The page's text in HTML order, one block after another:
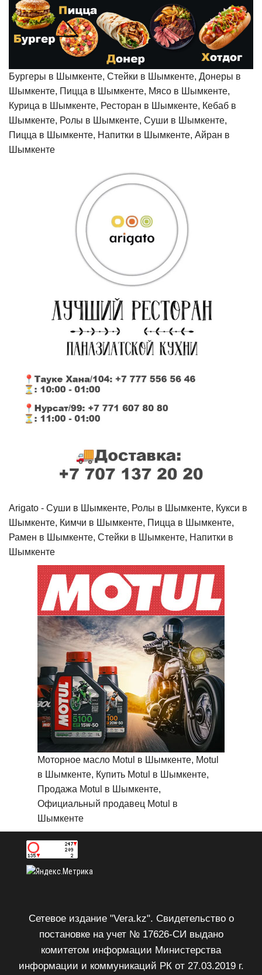
Бургеры в Шымкенте, Стейки в Шымкенте, Донеры в
Шымкенте, Пицца в Шымкенте, Мясо в Шымкенте,
Курица в Шымкенте, Ресторан в Шымкенте, Кебаб в
Шымкенте, Ролы в Шымкенте, Суши в Шымкенте,
Пицца в Шымкенте, Напитки в Шымкенте, Айран в
Шымкенте
Arigato - Cуши в Шымкенте, Ролы в Шымкенте, Кукси в
Шымкенте, Кимчи в Шымкенте, Пицца в Шымкенте,
Рамен в Шымкенте, Стейки в Шымкенте, Напитки в
Шымкенте
Моторное масло Motul в Шымкенте, Motul
в Шымкенте, Купить Motul в Шымкенте,
Продажа Motul в Шымкенте,
Официальный продавец Motul в
Шымкенте
Сетевое издание "Vera.kz". Свидетельство о
постановке на учет № 17626-СИ выдано
комитетом информации Министерства
информации и коммуникаций РК от 27.03.2019 г.